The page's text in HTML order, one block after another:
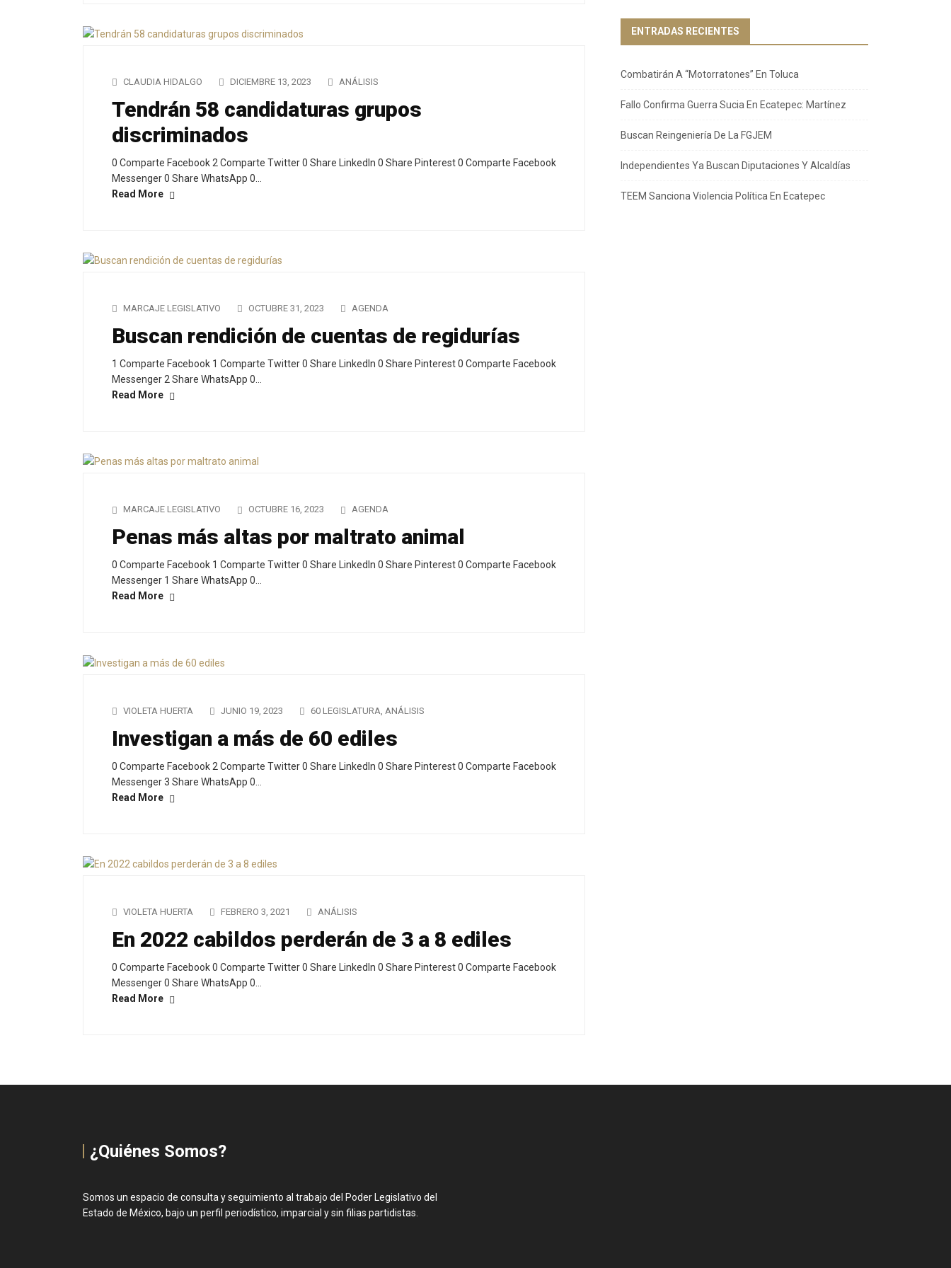
CLAUDIA HIDALGO DICIEMBRE 13, 2023 ANÁLISIS
Tendrán 58 candidaturas grupos
discriminados
0 Comparte Facebook 2 Comparte Twitter 0 Share LinkedIn 0 Share Pinterest 0 Comparte Facebook
Messenger 0 Share WhatsApp 0…
Read More
MARCAJE LEGISLATIVO OCTUBRE 31, 2023 AGENDA
Buscan rendición de cuentas de regidurías
1 Comparte Facebook 1 Comparte Twitter 0 Share LinkedIn 0 Share Pinterest 0 Comparte Facebook
Messenger 2 Share WhatsApp 0…
Read More
MARCAJE LEGISLATIVO OCTUBRE 16, 2023 AGENDA
Penas más altas por maltrato animal
0 Comparte Facebook 1 Comparte Twitter 0 Share LinkedIn 0 Share Pinterest 0 Comparte Facebook
Messenger 1 Share WhatsApp 0…
Read More
VIOLETA HUERTA JUNIO 19, 2023 60 LEGISLATURA ANÁLISIS
Investigan a más de 60 ediles
0 Comparte Facebook 2 Comparte Twitter 0 Share LinkedIn 0 Share Pinterest 0 Comparte Facebook
Messenger 3 Share WhatsApp 0…
Read More
VIOLETA HUERTA FEBRERO 3, 2021 ANÁLISIS
En 2022 cabildos perderán de 3 a 8 ediles
0 Comparte Facebook 0 Comparte Twitter 0 Share LinkedIn 0 Share Pinterest 0 Comparte Facebook
Messenger 0 Share WhatsApp 0…
Read More
ENTRADAS RECIENTES
Combatirán A “Motorratones” En Toluca
Fallo Confirma Guerra Sucia En Ecatepec: Martínez
Buscan Reingeniería De La FGJEM
Independientes Ya Buscan Diputaciones Y Alcaldías
TEEM Sanciona Violencia Política En Ecatepec
¿Quiénes Somos?
Somos un espacio de consulta y seguimiento al trabajo del Poder Legislativo del
Estado de México, bajo un perfil periodístico, imparcial y sin filias partidistas.